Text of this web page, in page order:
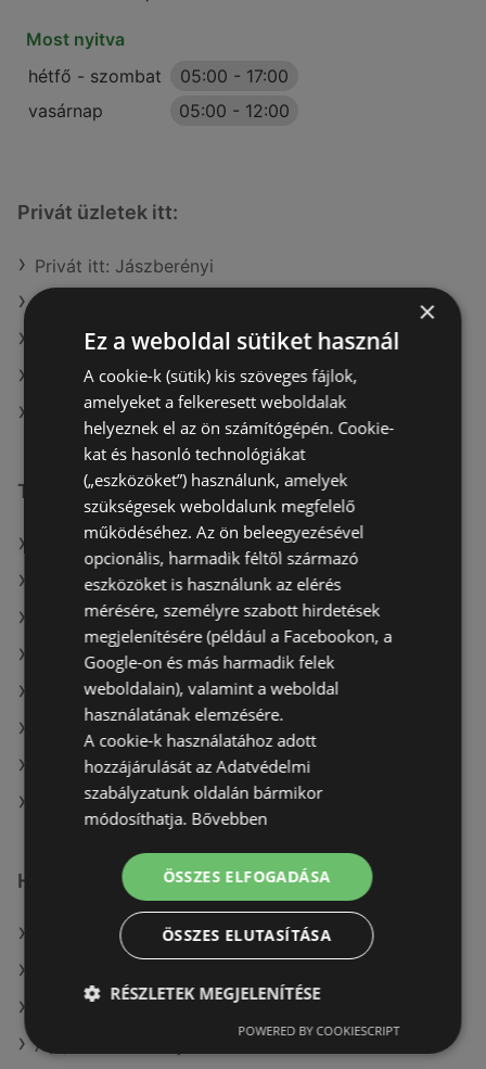
Most nyitva
hétfő - szombat
05:00 - 17:00
vasárnap
05:00 - 12:00
Privát üzletek itt:
Privát itt: Jászberényi
Privát itt: Mátészalkai
Privát itt: Egri
Privát itt: Kazincbarcikai
Privát itt: Tiszaújvárosi
További linkek
A(z) Privát ajánlatai
A(z) Fressnapf-Hungária Kft. ajánlatai
A(z) Spar ajánlatai
A(z) AlphaZoo aktuális akciós újságjai
A(z) Ecofamily aktuális akciós újságjai
A(z) COOP Szolnok Zrt. aktuális akciós újságjai
A(z) ALDI aktuális akciós újságjai
A(z) Merkury Market aktuális akciós újságjai
Hasonló kiskereskedők
A(z) Auchan ajánlatai
A(z) CBA ajánlatai
A(z) Privát max ajánlatai
×
Ez a weboldal sütiket használ
A cookie-k (sütik) kis szöveges fájlok,
amelyeket a felkeresett weboldalak
helyeznek el az ön számítógépén. Cookie-
kat és hasonló technológiákat
(„eszközöket”) használunk, amelyek
szükségesek weboldalunk megfelelő
működéséhez. Az ön beleegyezésével
opcionális, harmadik féltől származó
eszközöket is használunk az elérés
mérésére, személyre szabott hirdetések
megjelenítésére (például a Facebookon, a
Google-on és más harmadik felek
weboldalain), valamint a weboldal
használatának elemzésére.
A cookie-k használatához adott
hozzájárulását az Adatvédelmi
szabályzatunk oldalán bármikor
módosíthatja. Bővebben
ÖSSZES ELFOGADÁSA
ÖSSZES ELUTASÍTÁSA
RÉSZLETEK MEGJELENÍTÉSE
POWERED BY COOKIESCRIPT